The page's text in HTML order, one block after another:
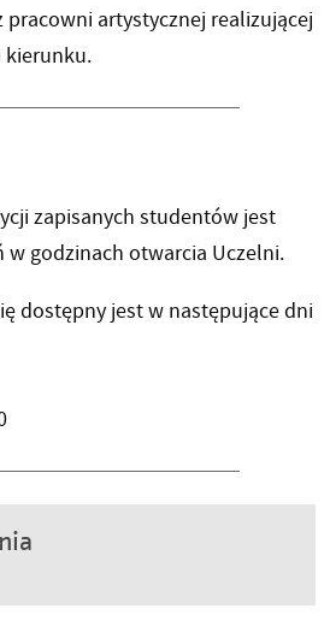
artystycznej realizującej
zapisanych studentów jest
w godzinach otwarcia Uczelni.
dostępny jest w następujące dni